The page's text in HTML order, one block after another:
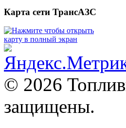
Карта сети ТрансАЗС
© 2026
защищены.